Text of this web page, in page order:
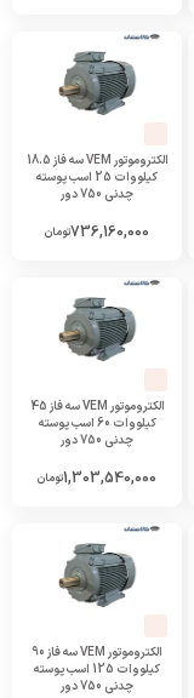
الکتروموتور VEM سه فاز 18.5
کیلووات 25 اسب پوسته
چدنی 750 دور
736,160,000تومان
الکتروموتور VEM سه فاز 45
کیلووات 60 اسب پوسته
چدنی 750 دور
1,303,540,000تومان
الکتروموتور VEM سه فاز 90
کیلووات 125 اسب پوسته
چدنی 750 دور